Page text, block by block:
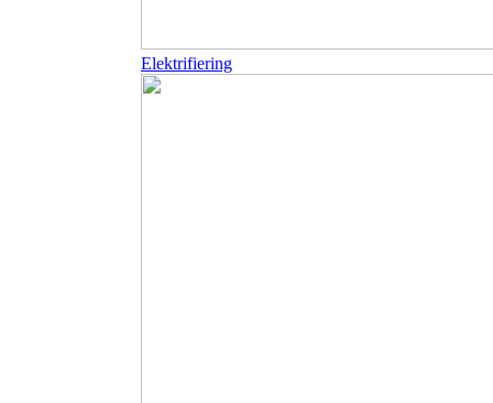
Elektrifiering